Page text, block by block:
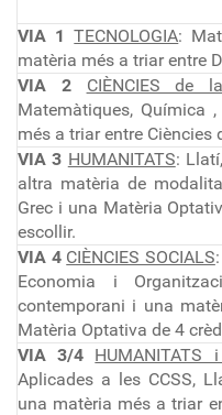
VIA 1 TECNOLOGIA:
matèria més a triar entre
VIA 2
CIÈNCIES de
Matemàtiques, Química
més a triar entre Ciències
VIA 3 HUMANITATS:
altra matèria de
Grec i una Matèria
escollir.
VIA 4 CIÈNCIES SOCIALS
Economia i
contemporani i una
Matèria Optativa de 4
VIA 3/4 HUMANITATS
Aplicades a les CCSS,
una matèria més a triar